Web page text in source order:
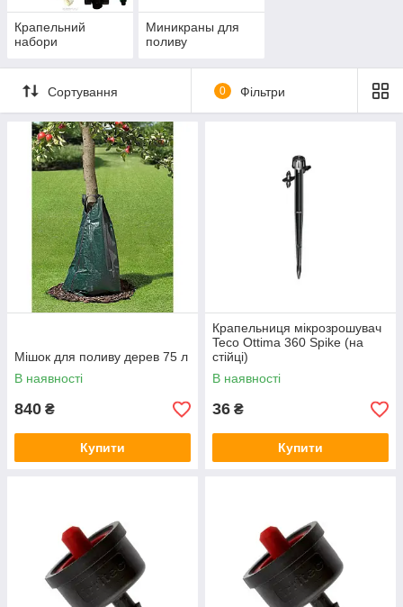
Крапельний
набори
Миникраны для
поливу
Сортування 0 Фільтри
Мішок для поливу дерев 75 л
В наявності
840 ₴
Купити
Крапельниця мікрозрошувач
Teco Ottima 360 Spike (на
стійці)
В наявності
36 ₴
Купити